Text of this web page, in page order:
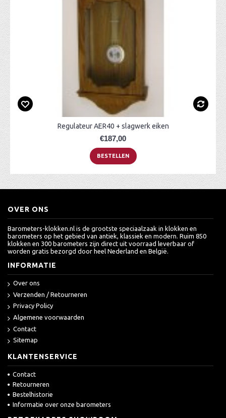
Regulateur AER40 + slagwerk eiken
€187,00
BESTELLEN
OVER ONS
Barometers-klokken.nl is de grootste speciaalzaak in klokken en
barometers op het gebied van antiek, klassiek en modern. Ruim 850
klokken en 300 barometers zijn direct uit voorraad leverbaar of
worden gratis bezorgd door heel Nederland en België.
INFORMATIE
Over ons
Verzenden / Retourneren
Privacy Policy
Algemene voorwaarden
Contact
Sitemap
KLANTENSERVICE
Contact
Retourneren
Bestelhistorie
Informatie over onze barometers